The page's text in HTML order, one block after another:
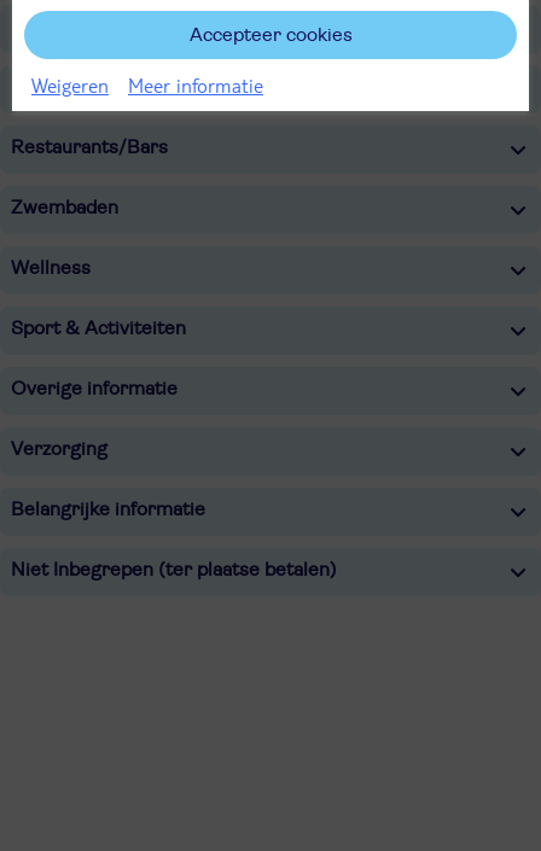
Ligging
Faciliteiten
Restaurants/Bars
Zwembaden
Wellness
Sport & Activiteiten
Overige informatie
Verzorging
Belangrijke informatie
Niet Inbegrepen (ter plaatse betalen)
Accepteer cookies
Weigeren Meer informatie